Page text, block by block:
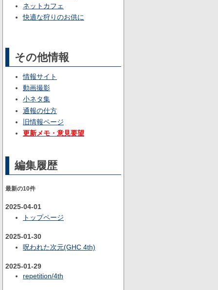
ネットカフェ
快適な狩りのお供に
その他情報
情報サイト
動画撮影
小ネタ集
通報の仕方
旧情報ページ
更新メモ・意見要望
編集履歴
最新の10件
2025-04-01
トップページ
2025-01-30
呪われた次元(GHC 4th)
2025-01-29
repetition/4th